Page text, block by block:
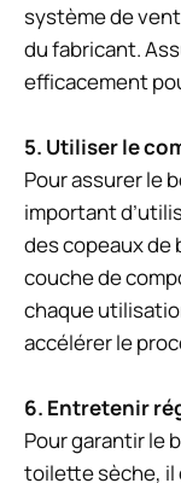
système de
du fabricant.
efficacement
5. Utiliser le
Pour assurer le
important
des copeaux de
couche de
chaque
accélérer le
6. Entretenir
Pour garantir le
toilette sèche, il